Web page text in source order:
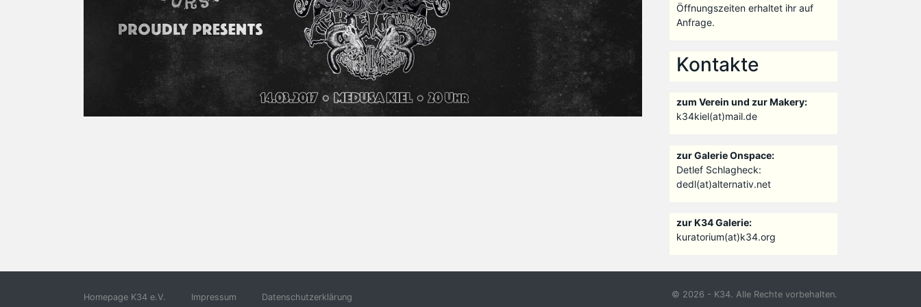
Öffnungszeiten erhaltet ihr auf
Anfrage.
Kontakte
zum Verein und zur Makery:
k34kiel(at)mail.de
zur Galerie Onspace:
Detlef Schlagheck:
dedl(at)alternativ.net
zur K34 Galerie:
kuratorium(at)k34.org
Homepage K34 e.V. Impressum Datenschutzerklärung © 2026 - K34. Alle Rechte vorbehalten.